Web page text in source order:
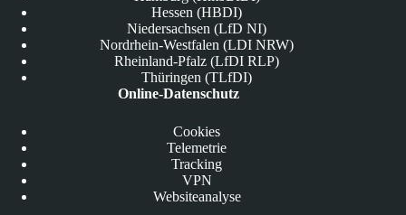
Hessen (HBDI)
Niedersachsen (LfD NI)
Nordrhein-Westfalen (LDI NRW)
Rheinland-Pfalz (LfDI RLP)
Thüringen (TLfDI)
Online-Datenschutz
Cookies
Telemetrie
Tracking
VPN
Websiteanalyse